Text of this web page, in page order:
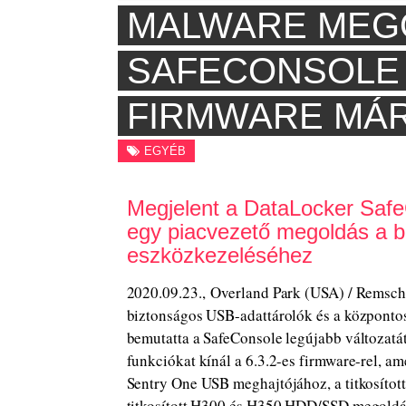
MALWARE
FIRMWARE
EGYÉB
Megjelent a DataLocker
egy piacvezető megoldás a
eszközkezeléséhez
2020.09.23., Overland Park (USA) /
biztonságos USB-adattárolók és a
bemutatta a SafeConsole legújabb
funkciókat kínál a 6.3.2-es firmware-rel,
Sentry One USB meghajtójához, a